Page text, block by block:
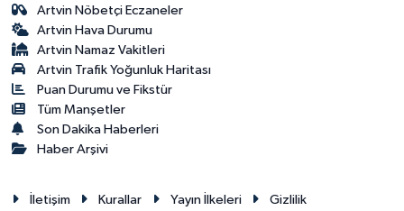
Artvin Nöbetçi Eczaneler
Artvin Hava Durumu
Artvin Namaz Vakitleri
Artvin Trafik Yoğunluk Haritası
Puan Durumu ve Fikstür
Tüm Manşetler
Son Dakika Haberleri
Haber Arşivi
İletişim Kurallar Yayın İlkeleri
Gizlilik